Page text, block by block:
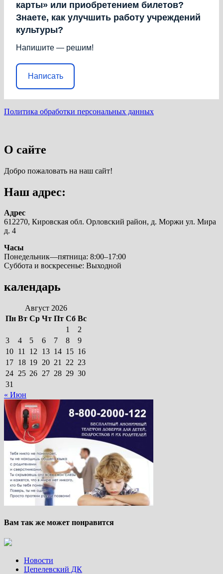
карты» или приобретением билетов?
Знаете, как улучшить работу учреждений
культуры?
Напишите — решим!
Написать
Политика обработки персональных данных
О сайте
Добро пожаловать на наш сайт!
Наш адрес:
Адрес
612270, Кировская обл. Орловский район, д. Моржи ул. Мира
д. 4
Часы
Понедельник—пятница: 8:00–17:00
Суббота и воскресенье: Выходной
календарь
Август 2026
Пн Вт Ср Чт Пт Сб Вс
1
2
3
4 5 6 7 8
9
10 11 12 13 14 15 16
17 18 19 20 21 22 23
24 25 26 27 28 29 30
31
« Июн
Вам так же может понравится
Новости
Цепелевский ДК